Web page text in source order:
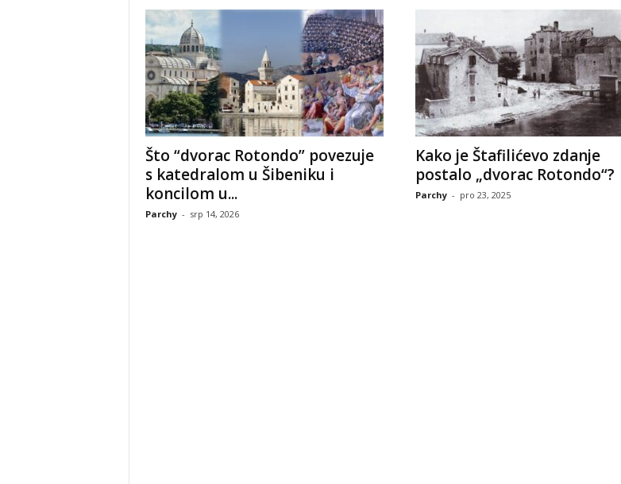
Što “dvorac Rotondo” povezuje
s katedralom u Šibeniku i
koncilom u...
Parchy - srp 14, 2026
Kako je Štafilićevo zdanje
postalo „dvorac Rotondo“?
Parchy - pro 23, 2025